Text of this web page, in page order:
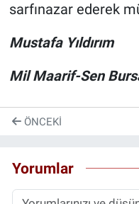
sarfınazar ederek
Mustafa Yıldırım
Mil Maarif-Sen
ÖNCEKI
Yorumlar